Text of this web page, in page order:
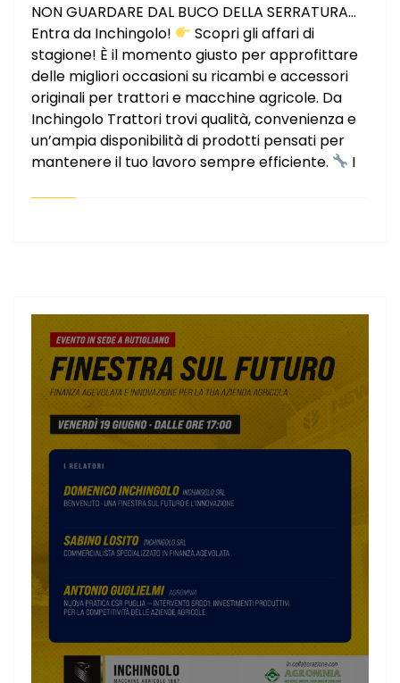
NON GUARDARE DAL BUCO DELLA SERRATURA…
Entra da Inchingolo!
Scopri gli affari di
stagione! È il momento giusto per approfittare
delle migliori occasioni su ricambi e accessori
originali per trattori e macchine agricole. Da
Inchingolo Trattori trovi qualità, convenienza e
un’ampia disponibilità di prodotti pensati per
mantenere il tuo lavoro sempre efficiente.
I